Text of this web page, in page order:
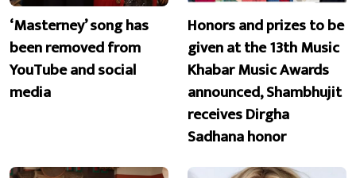
‘Masterney’ song has
been removed from
YouTube and social
media
Honors and prizes to be
given at the 13th Music
Khabar Music Awards
announced, Shambhujit
receives Dirgha
Sadhana honor